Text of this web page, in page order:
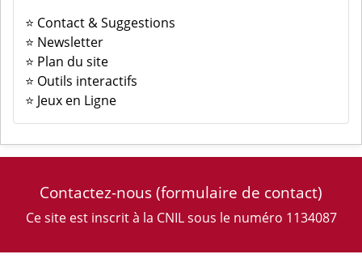
⭐ Contact & Suggestions
⭐ Newsletter
⭐ Plan du site
⭐ Outils interactifs
⭐ Jeux en Ligne
Contactez-nous(formulaire de contact)
Ce site est inscrit à la CNIL sous le numéro 1134087